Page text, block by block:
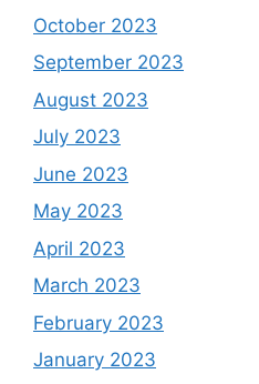
October 2023
September 2023
August 2023
July 2023
June 2023
May 2023
April 2023
March 2023
February 2023
January 2023